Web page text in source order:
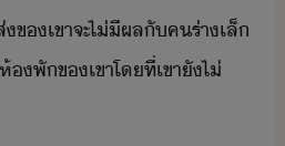
ข​เขา​จะ​ไ่ีผล​ั​ค​ร่า​เล็​
พั​ข​เขา​โที่​เขา​ั​ไ่​